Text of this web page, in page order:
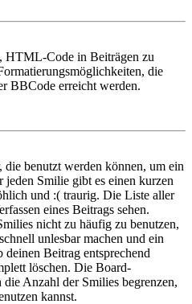
HTML-Code in Beiträgen zu
die
BBCode erreicht werden.
benutzt werden können, um ein
Smilie gibt es einen kurzen
und :( traurig. Die Liste aller
eines Beitrags sehen.
nicht zu häufig zu benutzen,
unlesbar machen und ein
Beitrag entsprechend
löschen. Die Board-
Anzahl der Smilies begrenzen,
kannst.